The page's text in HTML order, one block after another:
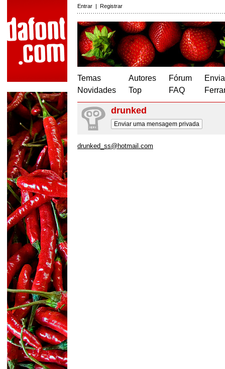
Entrar | Registrar
Temas
Novidades
Autores
Top
Fórum
FAQ
drunked
Enviar uma mensagem privada
drunked_ss@hotmail.com